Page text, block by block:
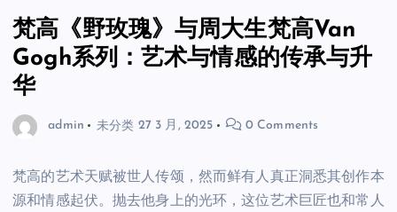
梵高《野玫瑰》与周大生梵高Van
Gogh系列：艺术与情感的传承与升
华
admin 未分类 27 3 月, 2025 0 Comments
梵高的艺术天赋被世人传颂，然而鲜有人真正洞悉其创作本
源和情感起伏。抛去他身上的光环，这位艺术巨匠也和常人